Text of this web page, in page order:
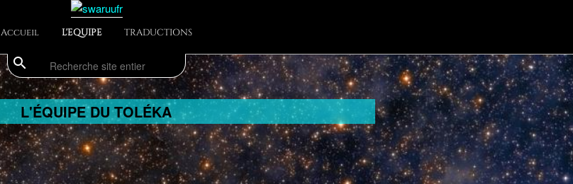
search Recherche
Accueil L'EQUIPE TRADUCTIONS
L'ÉQUIPE DU TOLÉKA